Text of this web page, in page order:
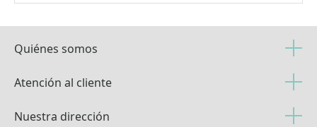
Quiénes somos
Atención al cliente
Nuestra dirección